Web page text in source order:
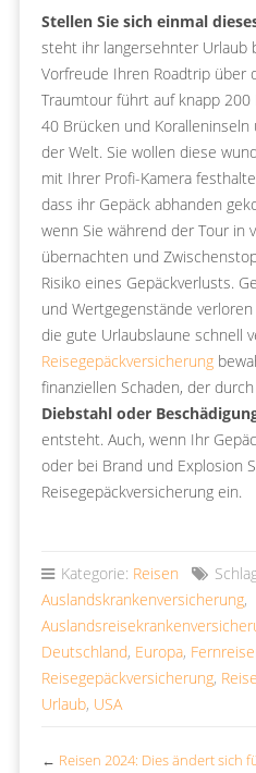
Stellen Sie sich einmal
steht ihr langersehnter Urlaub
Vorfreude Ihren Roadtrip über
Traumtour führt auf knapp
40 Brücken und
der Welt. Sie wollen diese
mit Ihrer Profi-Kamera
dass ihr Gepäck abhanden
wenn Sie während der Tour in
übernachten und
Risiko eines Gepäckverlusts.
und Wertgegenstände
die gute Urlaubslaune schnell
Reisegepäckversicherung
finanziellen Schaden, der durch
Diebstahl oder
entsteht. Auch, wenn Ihr
oder bei Brand und Explosion
Reisegepäckversicherung ein.
Kategorie: Reisen
Auslandskrankenversicherung,
Deutschland, Europa,
Reisegepäckversicherung,
Urlaub, USA
← Reisen 2024: Dies ändert sich